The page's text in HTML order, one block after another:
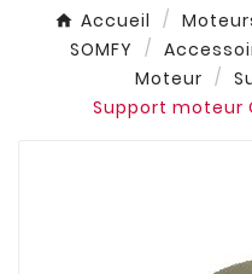
Accueil
SOMFY
Moteur
Support moteur